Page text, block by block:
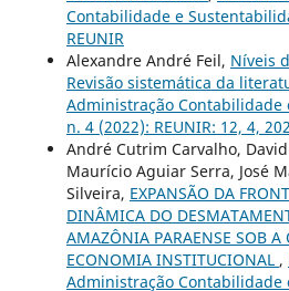
Contabilidade e
REUNIR
Alexandre André Feil, Níveis
Revisão sistemática da
Administração Contabilidade
n. 4 (2022): REUNIR: 12, 4,
André Cutrim Carvalho,
Maurício Aguiar Serra, José
Silveira, EXPANSÃO DA
DINÂMICA DO
AMAZÔNIA PARAENSE SOB A
ECONOMIA INSTITUCIONAL ,
Administração Contabilidade